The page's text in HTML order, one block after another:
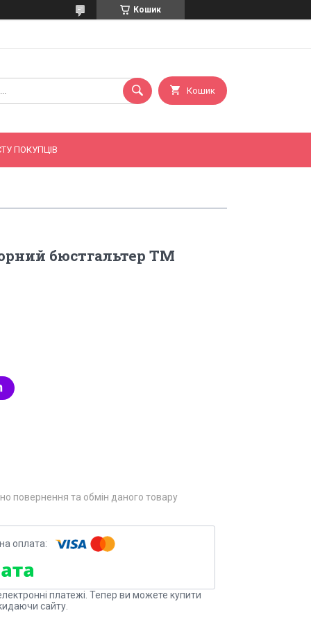
Кошик
Кошик
ПОКУПЦІВ
бюстгальтер ТМ
повернення та обмін даного товару
платежі. Тепер ви можете купити
сайту.